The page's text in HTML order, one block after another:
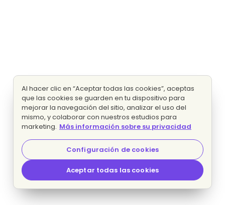
Al hacer clic en “Aceptar todas las cookies”, aceptas
que las cookies se guarden en tu dispositivo para
mejorar la navegación del sitio, analizar el uso del
mismo, y colaborar con nuestros estudios para
marketing. Más información sobre su privacidad
Configuración de cookies
Aceptar todas las cookies